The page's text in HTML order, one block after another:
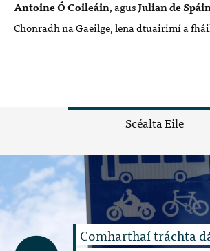
AntoineÓCoileáin, agusJulian de
Chonradh na Gaeilge, lena dtuairimí a
Scéalta Eile
Comharthaí tráchta